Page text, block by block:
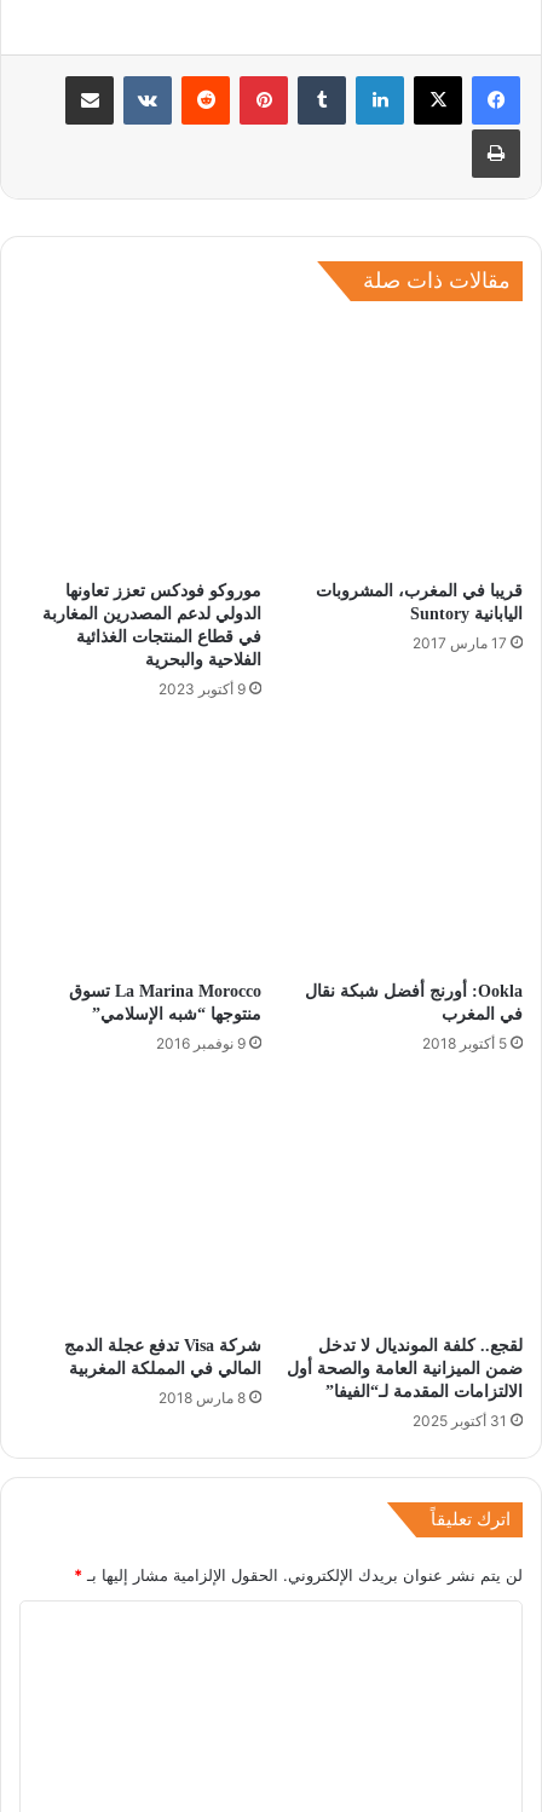
لينكدإن بينتيريست مشاركة عبر البريد
طباعة
مقالات ذات صلة
قريبا في المغرب، المشروبات
اليابانية Suntory‎
17 مارس 2017
موروكو فودكس تعزز تعاونها
الدولي لدعم المصدرين المغاربة
في قطاع المنتجات الغذائية
الفلاحية والبحرية
9 أكتوبر 2023
Ookla: أورنج أفضل شبكة نقال
في المغرب
5 أكتوبر 2018
La Marina Morocco تسوق
منتوجها “شبه الإسلامي”
9 نوفمبر 2016
لقجع.. كلفة المونديال لا تدخل
ضمن الميزانية العامة والصحة أول
الالتزامات المقدمة لـ“الفيفا”
31 أكتوبر 2025
شركة Visa تدفع عجلة الدمج
المالي في المملكة المغربية
8 مارس 2018
اترك تعليقاً
لن يتم نشر عنوان بريدك الإلكتروني. الحقول الإلزامية مشار إليها بـ*